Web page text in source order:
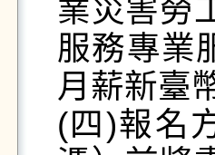
業災害勞
服務專業
月薪新臺
(四)報名